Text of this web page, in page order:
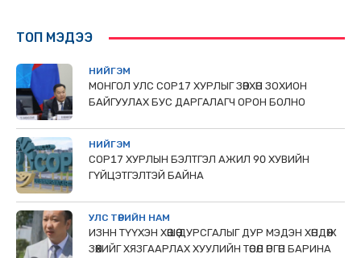
ТОП МЭДЭЭ
НИЙГЭМ
МОНГОЛ УЛС СОР17 ХУРЛЫГ ЗӨВХӨН ЗОХИОН
БАЙГУУЛАХ БУС ДАРГАЛАГЧ ОРОН БОЛНО
НИЙГЭМ
COP17 ХУРЛЫН БЭЛТГЭЛ АЖИЛ 90 ХУВИЙН
ГҮЙЦЭТГЭЛТЭЙ БАЙНА
УЛС ТӨРИЙН НАМ
ИЗНН ТҮҮХЭН ХӨШӨӨ ДУРСГАЛЫГ ДУР МЭДЭН ХӨНДӨЖ
ЗӨӨХИЙГ ХЯЗГААРЛАХ ХУУЛИЙН ТӨСӨЛ ӨРГӨН БАРИНА